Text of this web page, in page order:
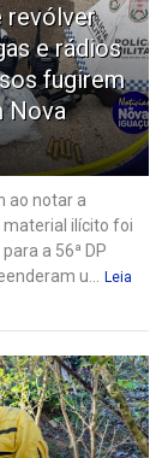
revólver
e rádios
fugirem
Nova
ao notar a
material ilícito foi
a 56ª DP
u...
Leia